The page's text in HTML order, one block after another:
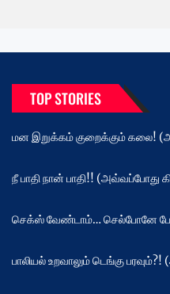
TOP STORIES
மன இறுக்கம் குறைக்கும் கலை!
நீ பாதி நான் பாதி!! (அவ்வப்போது
செக்ஸ் வேண்டாம்… செல்போனே
பாலியல் உறவாலும் டெங்கு